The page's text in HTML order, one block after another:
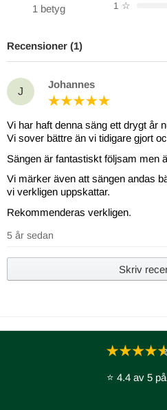
1 betyg
1 ☆
Recensioner (1)
J
Johannes
Vi har haft denna säng ett drygt år
Vi sover bättre än vi tidigare gjort
Sängen är fantastiskt följsam men
Vi märker även att sängen andas
vi verkligen uppskattar.
Rekommenderas verkligen.
5 år sedan
Skriv
⭐ 4.4 av 5